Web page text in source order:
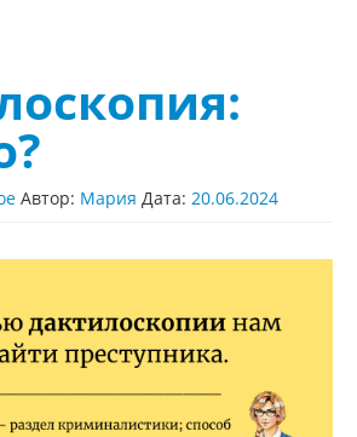
Автор: Мария Дата: 20.06.2024